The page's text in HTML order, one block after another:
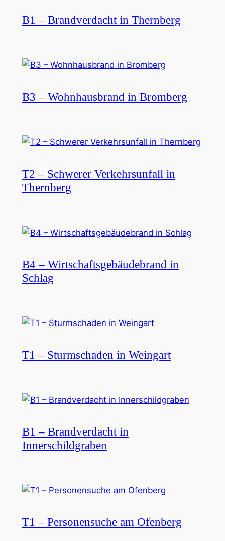
B1 – Brandverdacht in Thernberg
B3 – Wohnhausbrand in Bromberg
T2 – Schwerer Verkehrsunfall in
Thernberg
B4 – Wirtschaftsgebäudebrand in
Schlag
T1 – Sturmschaden in Weingart
B1 – Brandverdacht in
Innerschildgraben
T1 – Personensuche am Ofenberg